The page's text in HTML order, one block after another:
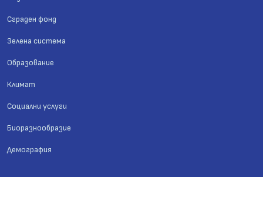
Сграден фонд
Зелена система
Образование
Климат
Социални услуги
Биоразнообразие
Демография